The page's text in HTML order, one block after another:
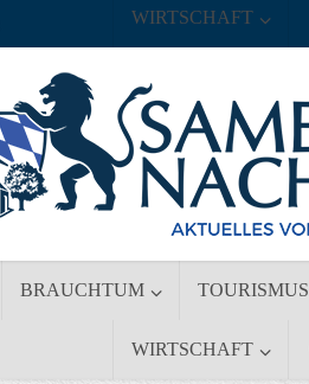
BRAUCHTUM TOURISMUS
WIRTSCHAFT
WIRTSCHAFT